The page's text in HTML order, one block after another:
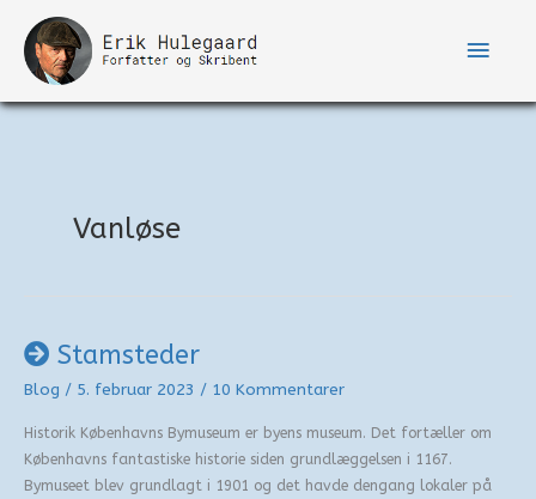
indholdet
Vanløse
Stamsteder
Blog / 5. februar 2023 / 10 Kommentarer
Historik Københavns Bymuseum er byens museum. Det fortæller om
Københavns fantastiske historie siden grundlæggelsen i 1167.
Bymuseet blev grundlagt i 1901 og det havde dengang lokaler på